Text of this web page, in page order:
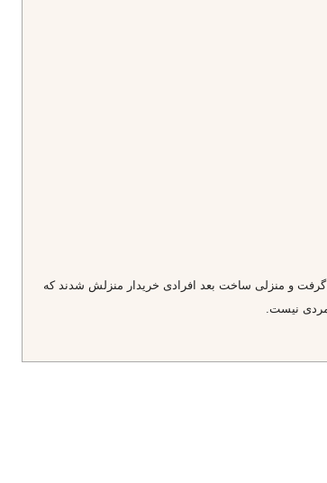
گرفت و منزلى ساخت بعد افرادى خريدار منزلش شدند كه
نيست.